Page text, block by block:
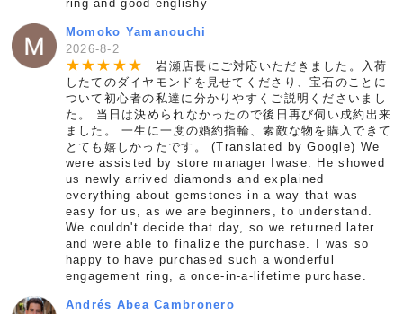
ring and good englishy
Momoko Yamanouchi
2026-8-2
★★★ ★★
岩瀬店長にご対応いただきました。入荷
したてのダイヤモンドを見せてくださり、宝石のことに
ついて初心者の私達に分かりやすくご説明くださいまし
た。 当日は決められなかったので後日再び伺い成約出来
ました。 一生に一度の婚約指輪、素敵な物を購入できて
とても嬉しかったです。 (Translated by Google) We
were assisted by store manager Iwase. He showed
us newly arrived diamonds and explained
everything about gemstones in a way that was
easy for us, as we are beginners, to understand.
We couldn't decide that day, so we returned later
and were able to finalize the purchase. I was so
happy to have purchased such a wonderful
engagement ring, a once-in-a-lifetime purchase.
Andrés Abea Cambronero